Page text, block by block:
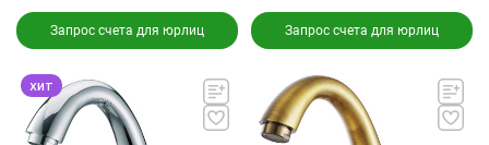
Запрос счета для юрлиц Запрос счета для юрлиц
хит